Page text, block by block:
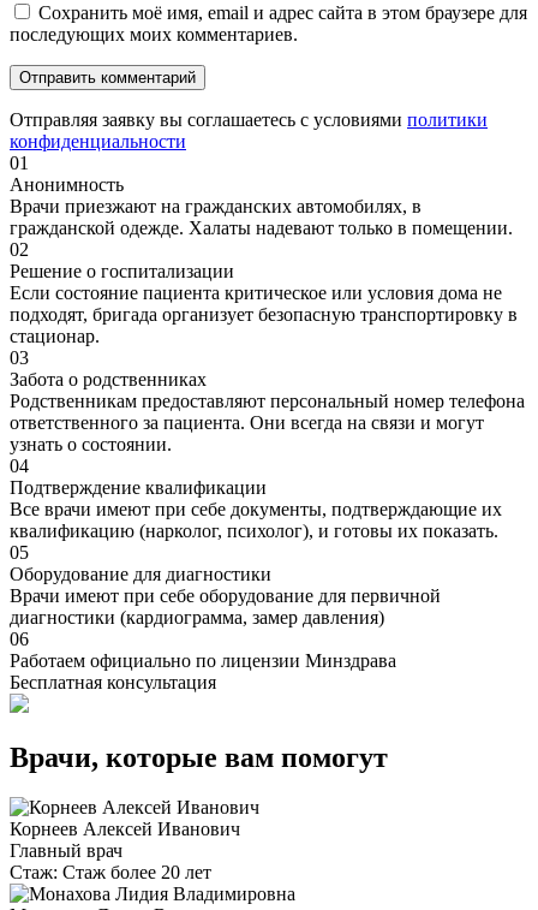
Сохранить моё имя, email и адрес сайта в этом браузере для
последующих моих комментариев.
Отправляя заявку вы соглашаетесь с условиями политики
конфиденциальности
01
Анонимность
Врачи приезжают на гражданских автомобилях, в
гражданской одежде. Халаты надевают только в помещении.
02
Решение о госпитализации
Если состояние пациента критическое или условия дома не
подходят, бригада организует безопасную транспортировку в
стационар.
03
Забота о родственниках
Родственникам предоставляют персональный номер телефона
ответственного за пациента. Они всегда на связи и могут
узнать о состоянии.
04
Подтверждение квалификации
Все врачи имеют при себе документы, подтверждающие их
квалификацию (нарколог, психолог), и готовы их показать.
05
Оборудование для диагностики
Врачи имеют при себе оборудование для первичной
диагностики (кардиограмма, замер давления)
06
Работаем официально по лицензии Минздрава
Бесплатная консультация
Врачи, которые вам помогут
Корнеев Алексей Иванович
Главный врач
Стаж: Стаж более 20 лет